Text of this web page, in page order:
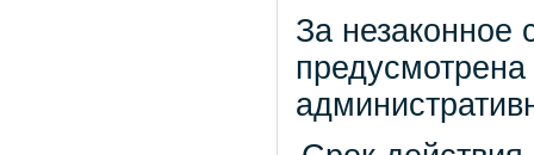
За незаконное